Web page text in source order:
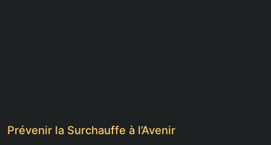
Prévenir la Surchauffe à l’Avenir